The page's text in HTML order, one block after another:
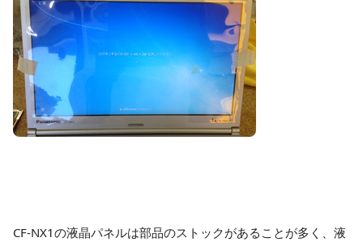
CF-NX1の液晶パネルは部品のストックがあることが多く、液